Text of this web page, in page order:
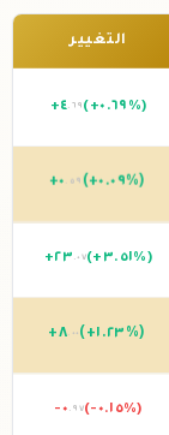
التغيير
+٤ .٦٩ (+٠.٦٩%)
+٠ .٥٩ (+٠.٠٩%)
+٢٣ .٠٧ (+٣.٥١%)
+٨ .٠٠ (+١.٢٣%)
-٠ .٩٧ (-٠.١٥%)